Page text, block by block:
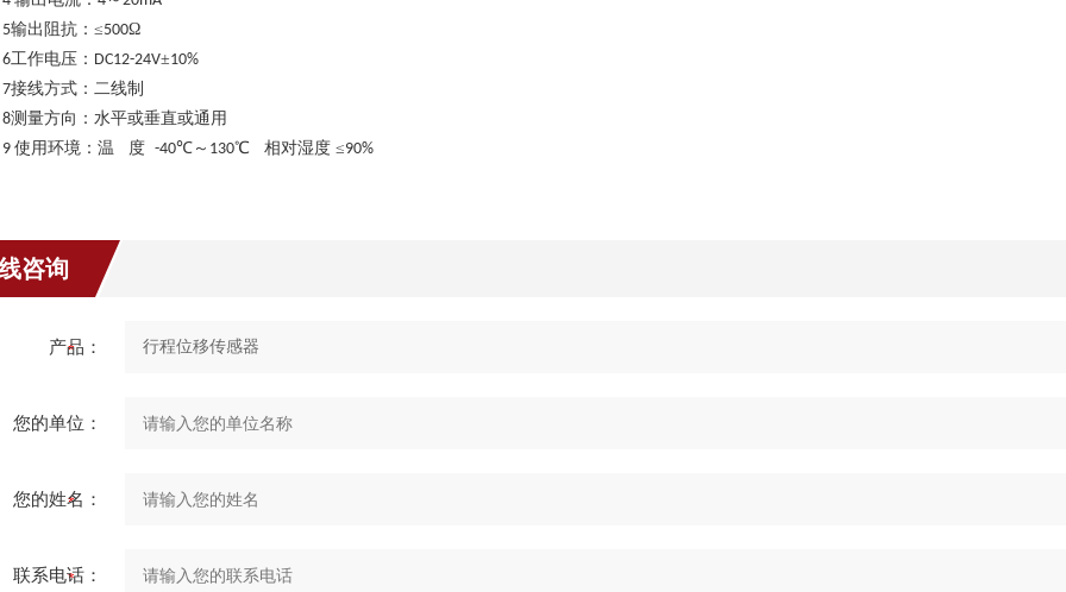
5输出阻抗：≤500Ω
6工作电压： DC12-24V±10%
7接线方式：二线制
8测量方向：水平或垂直或通用
9 使用环境：温 度 -40℃～ 130℃ 相对湿度 ≤90%
咨询
产品：
您的单位：
您的姓名：
联系电话：